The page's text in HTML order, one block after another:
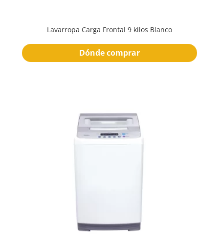
Lavarropa Carga Frontal 9 kilos Blanco
Dónde comprar